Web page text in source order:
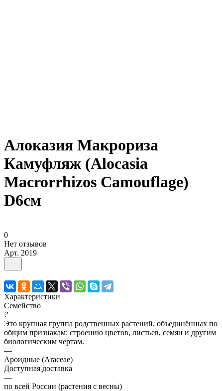
Алоказия Макрориза
Камуфляж (Alocasia
Macrorrhizos Camouflage)
D6см
0
Нет отзывов
Арт. 2019
Характеристики
Семейство
?
Это крупная группа родственных растений, объединённых по
общим признакам: строению цветов, листьев, семян и другим
биологическим чертам.
—
Ароидные (Araceae)
Доступная доставка
—
по всей России (растения с весны)